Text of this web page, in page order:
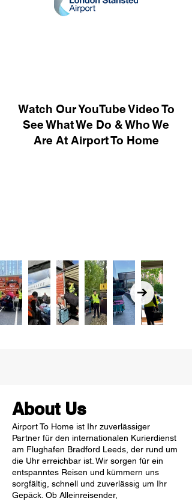
Watch Our YouTube Video To
See What We Do & Who We
Are At Airport To Home
About Us
Airport To Home ist Ihr zuverlässiger
Partner für den internationalen Kurierdienst
am Flughafen Bradford Leeds, der rund um
die Uhr erreichbar ist. Wir sorgen für ein
entspanntes Reisen und kümmern uns
sorgfältig, schnell und zuverlässig um Ihr
Gepäck. Ob Alleinreisender,